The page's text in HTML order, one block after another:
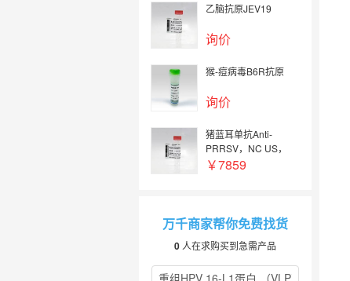
乙脑抗原JEV19
询价
猴-痘病毒B6R抗原
询价
猪蓝耳单抗Anti-
PRRSV，NC US，
rNC (VR2332)，
￥7859
万千商家帮你免费找货
0 人在求购买到急需产品